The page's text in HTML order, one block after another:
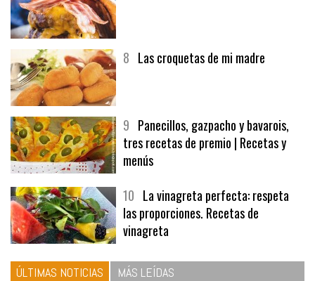
8 Las croquetas de mi madre
9 Panecillos, gazpacho y bavarois,
tres recetas de premio | Recetas y
menús
10 La vinagreta perfecta: respeta
las proporciones. Recetas de
vinagreta
ÚLTIMAS NOTICIAS MÁS LEÍDAS